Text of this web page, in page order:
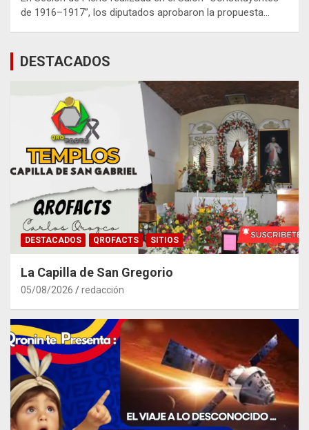
de 1916–1917”, los diputados aprobaron la propuesta…
DESTACADOS
DESTACADOS QROFACTS SITIOS
La Capilla de San Gregorio
05/08/2026 redacción